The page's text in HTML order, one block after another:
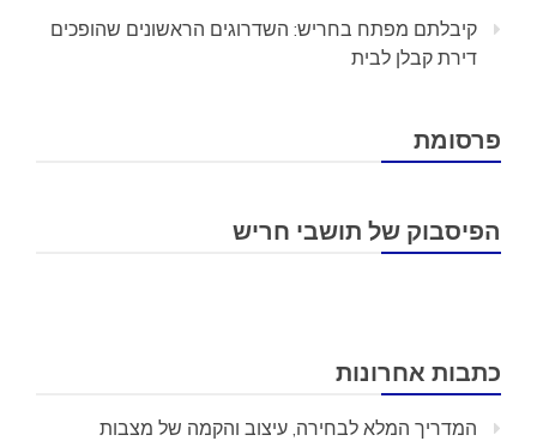
קיבלתם מפתח בחריש: השדרוגים הראשונים שהופכים
דירת קבלן לבית
פרסומת
הפיסבוק של תושבי חריש
כתבות אחרונות
המדריך המלא לבחירה, עיצוב והקמה של מצבות